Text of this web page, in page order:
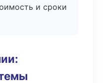
и сроки